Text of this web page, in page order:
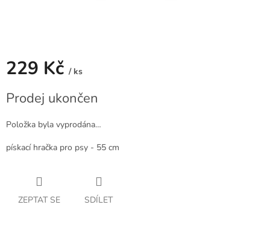
229 Kč / ks
cena:
Prodej ukončen
Položka byla vyprodána…
pískací hračka pro psy - 55 cm
ZEPTAT SE SDÍLET